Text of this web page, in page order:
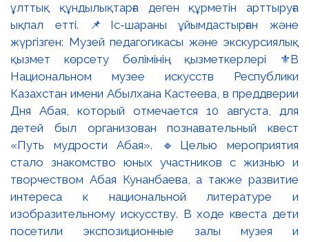
ұлттық құндылықтарға деген құрметін арттыруға
ықпал етті. 📌Іс-шараны ұйымдастырған және
жүргізген: Музей педагогикасы және экскурсиялық
қызмет көрсету бөлімінің қызметкерлері ⚜️В
Национальном музее искусств Республики
Казахстан имени Абылхана Кастеева, в преддверии
Дня Абая, который отмечается 10 августа, для
детей был организован познавательный квест
«Путь мудрости Абая». 🔹Целью мероприятия
стало знакомство юных участников с жизнью и
творчеством Абая Кунанбаева, а также развитие
интереса к национальной литературе и
изобразительному искусству. В ходе квеста дети
посетили экспозиционные залы музея и